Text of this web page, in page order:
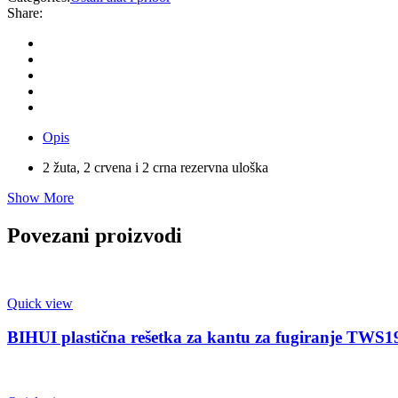
Share:
Opis
2 žuta, 2 crvena i 2 crna rezervna uloška
Show More
Povezani proizvodi
Quick view
BIHUI plastična rešetka za kantu za fugiranje